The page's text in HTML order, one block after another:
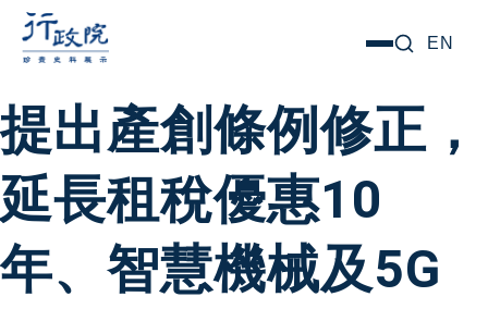
要
內
容
選
EN
提出產創條例修正，
延長租稅優惠10
年、智慧機械及5G